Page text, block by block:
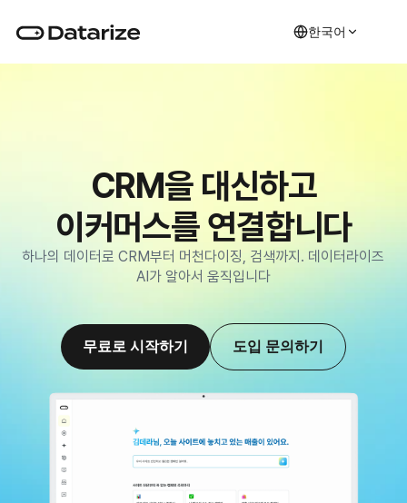
한국어
CRM을 대신하고
이커머스를 연결합니다
하나의 데이터로 CRM부터 머천다이징, 검색까지. 데이터라이즈
AI가 알아서 움직입니다
무료로 시작하기 도입 문의하기